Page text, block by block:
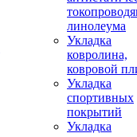
линолеума
Укладка
ковролина,
ковровой
Укладка
спортивных
покрытий
Укладка